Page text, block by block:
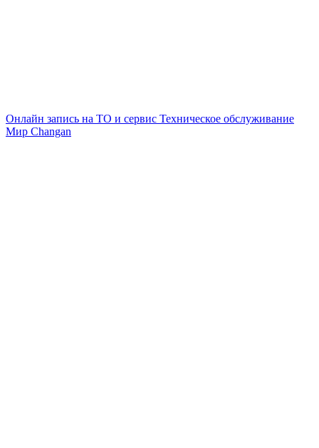
Онлайн запись на ТО и сервис Техническое обслуживание
Мир Changan